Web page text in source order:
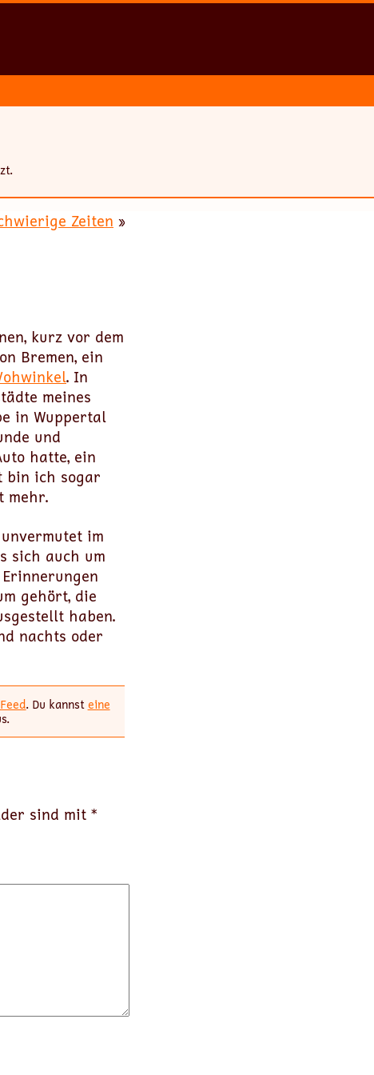
Zeiten »
kurz vor dem
Bremen, ein
. In
meines
in Wuppertal
und
hatte, ein
bin ich sogar
mehr.
im
sich auch um
gehört, die
haben.
nachts oder
. Du kannsteine
sind mit *